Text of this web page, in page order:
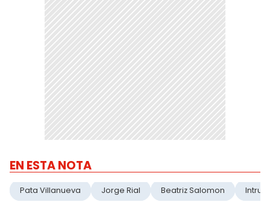
EN ESTA NOTA
Pata Villanueva Jorge Rial Beatriz Salomon